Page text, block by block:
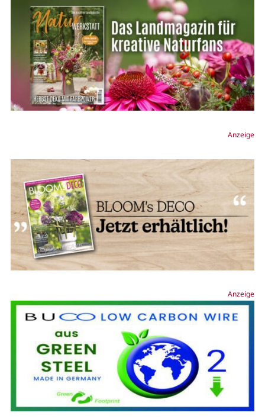
Anzeige
Anzeige